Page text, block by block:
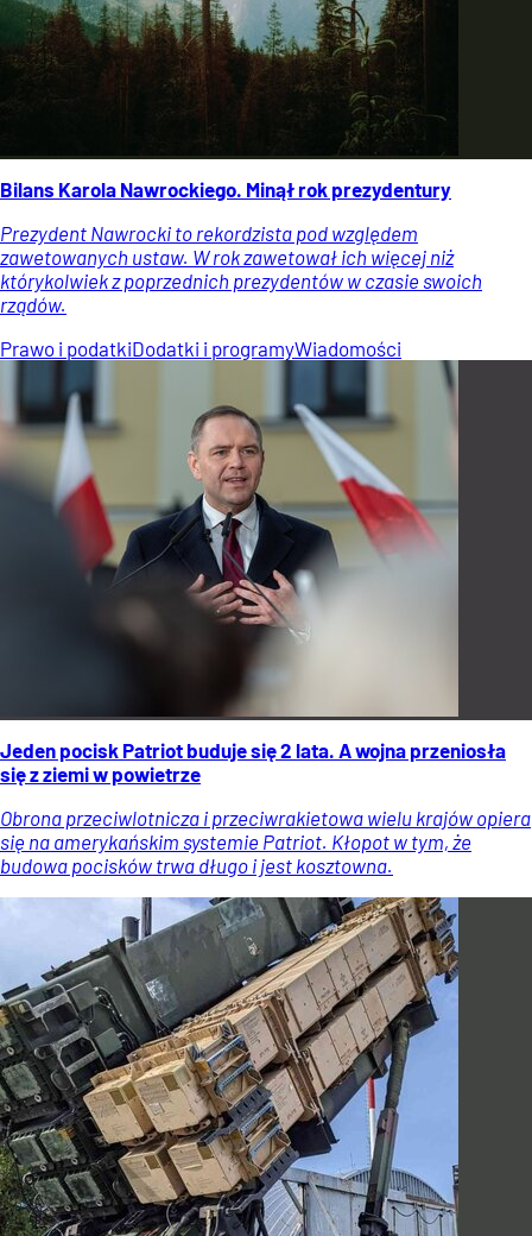
Bilans Karola Nawrockiego. Minął rok prezydentury
Prezydent Nawrocki to rekordzista pod względem
zawetowanych ustaw. W rok zawetował ich więcej niż
którykolwiek z poprzednich prezydentów w czasie swoich
rządów.
Prawo i podatkiDodatki i programyWiadomości
Jeden pocisk Patriot buduje się 2 lata. A wojna przeniosła
się z ziemi w powietrze
Obrona przeciwlotnicza i przeciwrakietowa wielu krajów opiera
się na amerykańskim systemie Patriot. Kłopot w tym, że
budowa pocisków trwa długo i jest kosztowna.